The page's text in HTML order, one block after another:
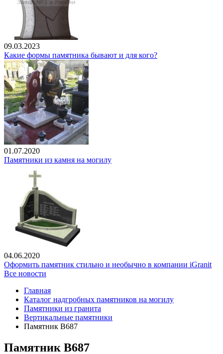
09.03.2023
Какие формы памятника бывают и для кого?
01.07.2020
Памятники из камня на могилу
04.06.2020
Оформить памятник стильно и необычно в компании iGranit
Все новости
Главная
Каталог надгробных памятников на могилу
Памятники из гранита
Вертикальные памятники
Памятник В687
Памятник В687